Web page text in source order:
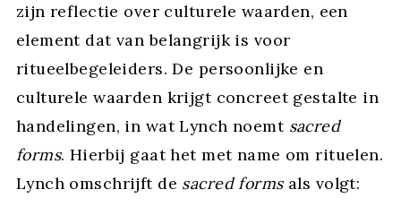
zijn reflectie over culturele waarden, een
element dat van belangrijk is voor
ritueelbegeleiders. De persoonlijke en
culturele waarden krijgt concreet gestalte in
handelingen, in wat Lynch noemt sacred
forms. Hierbij gaat het met name om rituelen.
Lynch omschrijft de sacred formsals volgt: